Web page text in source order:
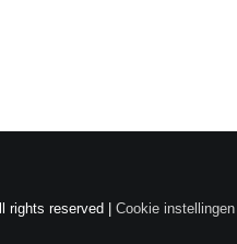
rights reserved | Cookie instellingen